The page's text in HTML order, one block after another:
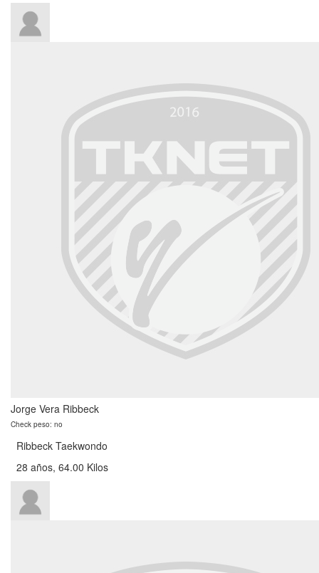
Jorge Vera Ribbeck
Check peso: no
Ribbeck Taekwondo
28 años, 64.00 Kilos